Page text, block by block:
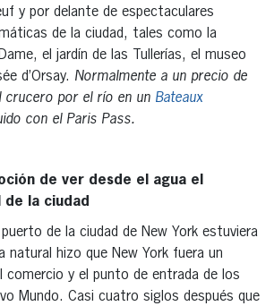
y por delante de espectaculares
de la ciudad, tales como la
el jardín de las Tullerías, el museo
d’Orsay. Normalmente a un precio de
crucero por el río en un Bateaux
con el Paris Pass.
de ver desde el agua el
la ciudad
de la ciudad de New York estuviera
natural hizo que New York fuera un
comercio y el punto de entrada de los
Mundo. Casi cuatro siglos después que